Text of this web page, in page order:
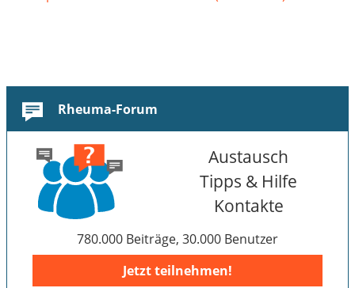
Rheuma-Forum
Austausch
Tipps & Hilfe
Kontakte
780.000 Beiträge, 30.000 Benutzer
Jetzt teilnehmen!